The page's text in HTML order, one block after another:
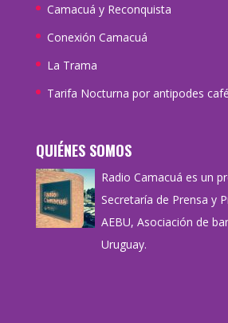
Camacuá y Reconquista
Conexión Camacuá
La Trama
Tarifa Nocturna por antipodes café
QUIÉNES SOMOS
Radio Camacuá es un
Secretaría de Prensa y
AEBU, Asociación de
Uruguay.